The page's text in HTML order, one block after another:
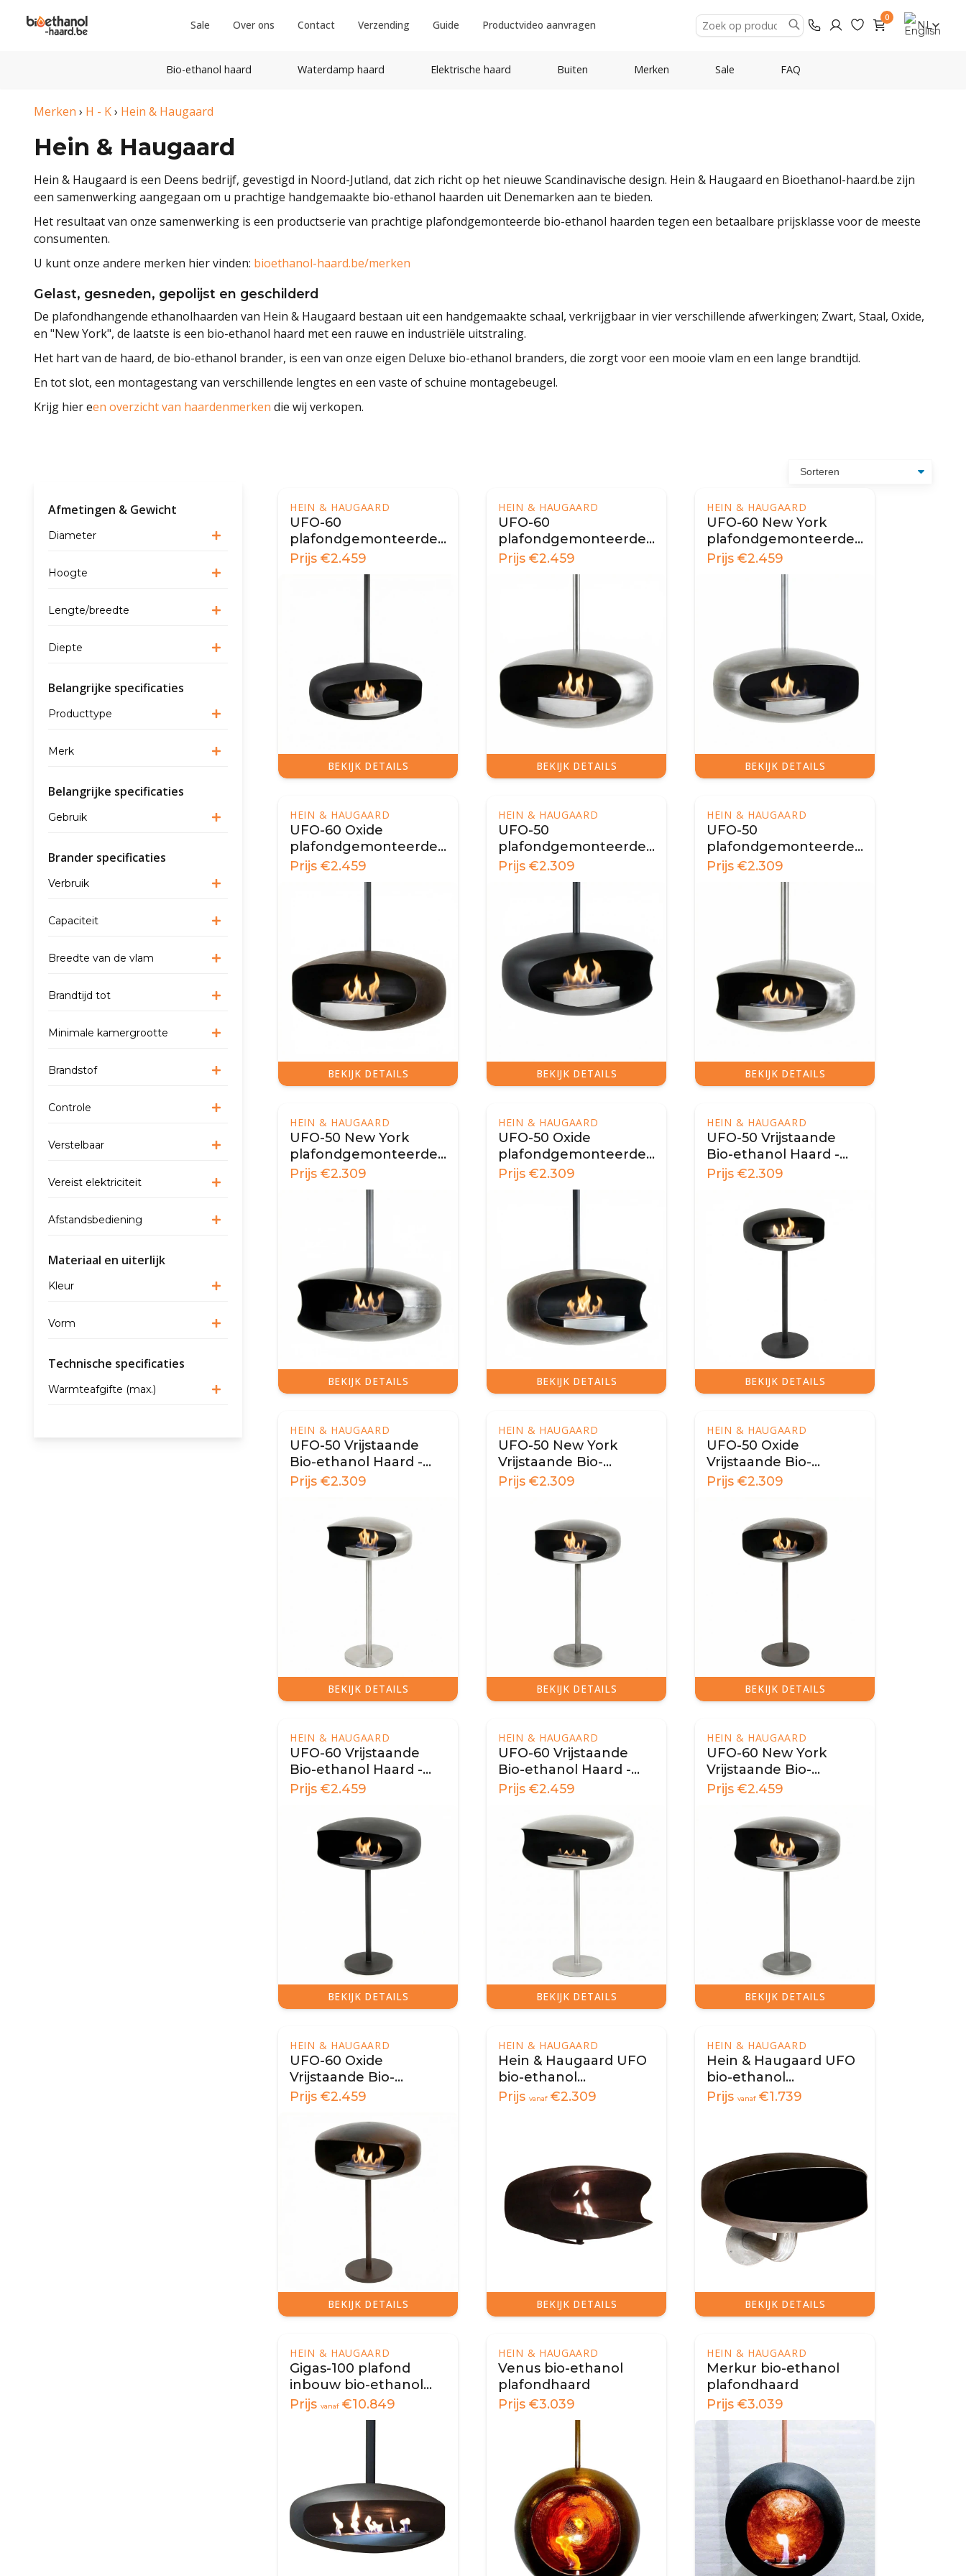
Sale Over ons Contact Verzending Guide Productvideo aanvragen
0
NL
Bio-ethanol haard Waterdamp haard Elektrische haard Buiten Merken Sale FAQ
Merken › H - K› Hein & Haugaard
Hein & Haugaard
Hein & Haugaard is een Deens bedrijf, gevestigd in Noord-Jutland, dat zich richt op het nieuwe Scandinavische design. Hein & Haugaard en Bioethanol-haard.be zijn
een samenwerking aangegaan om u prachtige handgemaakte bio-ethanol haarden uit Denemarken aan te bieden.
Het resultaat van onze samenwerking is een productserie van prachtige plafondgemonteerde bio-ethanol haarden tegen een betaalbare prijsklasse voor de meeste
consumenten.
U kunt onze andere merken hier vinden: bioethanol-haard.be/merken
Gelast, gesneden, gepolijst en geschilderd
De plafondhangende ethanolhaarden van Hein & Haugaard bestaan uit een handgemaakte schaal, verkrijgbaar in vier verschillende afwerkingen; Zwart, Staal, Oxide,
en "New York", de laatste is een bio-ethanol haard met een rauwe en industriële uitstraling.
Het hart van de haard, de bio-ethanol brander, is een van onze eigen Deluxe bio-ethanol branders, die zorgt voor een mooie vlam en een lange brandtijd.
En tot slot, een montagestang van verschillende lengtes en een vaste of schuine montagebeugel.
Krijg hier een overzicht van haardenmerken die wij verkopen.
Afmetingen & Gewicht
Diameter
Hoogte
Lengte/breedte
Diepte
Belangrijke specificaties
Producttype
Merk
Belangrijke specificaties
Gebruik
Brander specificaties
Verbruik
Capaciteit
Breedte van de vlam
Brandtijd tot
Minimale kamergrootte
Brandstof
Controle
Verstelbaar
Vereist elektriciteit
Afstandsbediening
Materiaal en uiterlijk
Kleur
Vorm
Technische specificaties
Warmteafgifte (max.)
HEIN & HAUGAARD
UFO-60
plafondgemonteerde
biohaard - Zwart
Prijs €2.459
BEKIJK DETAILS
HEIN & HAUGAARD
UFO-60
plafondgemonteerde
biohaard - Staal
Prijs €2.459
BEKIJK DETAILS
HEIN & HAUGAARD
UFO-60 New York
plafondgemonteerde
biohaard
Prijs €2.459
BEKIJK DETAILS
HEIN & HAUGAARD
UFO-60 Oxide
plafondgemonteerde
biohaard
Prijs €2.459
BEKIJK DETAILS
HEIN & HAUGAARD
UFO-50
plafondgemonteerde
biohaard - Zwart
Prijs €2.309
BEKIJK DETAILS
HEIN & HAUGAARD
UFO-50
plafondgemonteerde
biohaard - Staal
Prijs €2.309
BEKIJK DETAILS
HEIN & HAUGAARD
UFO-50 New York
plafondgemonteerde
biohaard
Prijs €2.309
BEKIJK DETAILS
HEIN & HAUGAARD
UFO-50 Oxide
plafondgemonteerde
biohaard
Prijs €2.309
BEKIJK DETAILS
HEIN & HAUGAARD
UFO-50 Vrijstaande
Bio-ethanol Haard -
Zwart
Prijs €2.309
BEKIJK DETAILS
HEIN & HAUGAARD
UFO-50 Vrijstaande
Bio-ethanol Haard -
Staal
Prijs €2.309
BEKIJK DETAILS
HEIN & HAUGAARD
UFO-50 New York
Vrijstaande Bio-
ethanol Haard - Staal
Prijs €2.309
BEKIJK DETAILS
HEIN & HAUGAARD
UFO-50 Oxide
Vrijstaande Bio-
ethanol Haard -
Prijs €2.309
BEKIJK DETAILS
HEIN & HAUGAARD
UFO-60 Vrijstaande
Bio-ethanol Haard -
Zwart
Prijs €2.459
BEKIJK DETAILS
HEIN & HAUGAARD
UFO-60 Vrijstaande
Bio-ethanol Haard -
Staal
Prijs €2.459
BEKIJK DETAILS
HEIN & HAUGAARD
UFO-60 New York
Vrijstaande Bio-
ethanol Haard - Staal
Prijs €2.459
BEKIJK DETAILS
HEIN & HAUGAARD
UFO-60 Oxide
Vrijstaande Bio-
ethanol Haard -
Prijs €2.459
BEKIJK DETAILS
HEIN & HAUGAARD
Hein & Haugaard UFO
bio-ethanol
wandhaard
Prijs vanaf€2.309
BEKIJK DETAILS
HEIN & HAUGAARD
Hein & Haugaard UFO
bio-ethanol
wandhaard
Prijs vanaf€1.739
BEKIJK DETAILS
HEIN & HAUGAARD
Gigas-100 plafond
inbouw bio-ethanol
haard
Prijs vanaf€10.849
HEIN & HAUGAARD
Venus bio-ethanol
plafondhaard
Prijs €3.039
HEIN & HAUGAARD
Merkur bio-ethanol
plafondhaard
Prijs €3.039